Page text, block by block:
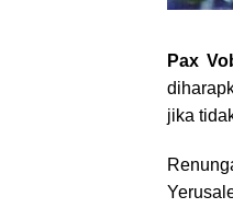
Pax
jika